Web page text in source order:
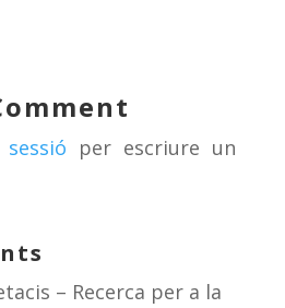
a
m
ar
te
ixper escriure un
– Recerca per a la